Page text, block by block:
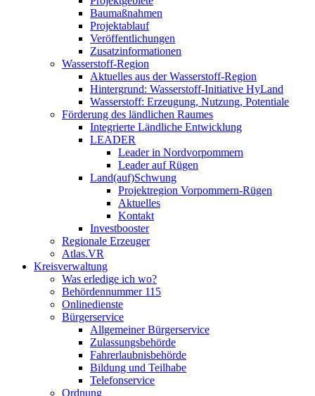
Baumaßnahmen
Projektablauf
Veröffentlichungen
Zusatzinformationen
Wasserstoff-Region
Aktuelles aus der Wasserstoff-Region
Hintergrund: Wasserstoff-Initiative HyLand
Wasserstoff: Erzeugung, Nutzung, Potentiale
Förderung des ländlichen Raumes
Integrierte Ländliche Entwicklung
LEADER
Leader in Nordvorpommern
Leader auf Rügen
Land(auf)Schwung
Projektregion Vorpommern-Rügen
Aktuelles
Kontakt
Investbooster
Regionale Erzeuger
Atlas.VR
Kreisverwaltung
Was erledige ich wo?
Behördennummer 115
Onlinedienste
Bürgerservice
Allgemeiner Bürgerservice
Zulassungsbehörde
Fahrerlaubnisbehörde
Bildung und Teilhabe
Telefonservice
Ordnung